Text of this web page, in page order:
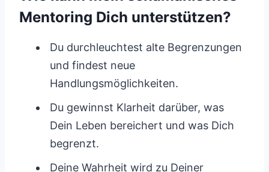
Mentoring Dich unterstützen?
Du durchleuchtest alte Begrenzungen
und findest neue
Handlungsmöglichkeiten.
Du gewinnst Klarheit darüber, was
Dein Leben bereichert und was Dich
begrenzt.
Deine Wahrheit wird zu Deiner